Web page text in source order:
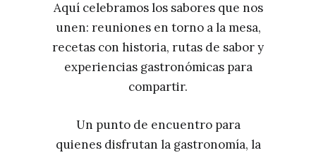
Aquí celebramos los sabores que nos
unen: reuniones en torno a la mesa,
recetas con historia, rutas de sabor y
experiencias gastronómicas para
compartir.
Un punto de encuentro para
quienes disfrutan la gastronomía, la